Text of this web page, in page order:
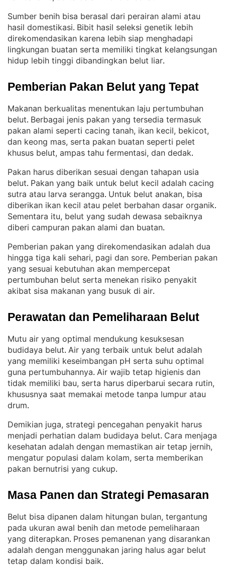
Sumber benih bisa berasal dari perairan alami atau
hasil domestikasi. Bibit hasil seleksi genetik lebih
direkomendasikan karena lebih siap menghadapi
lingkungan buatan serta memiliki tingkat kelangsungan
hidup lebih tinggi dibandingkan belut liar.
Pemberian Pakan Belut yang Tepat
Makanan berkualitas menentukan laju pertumbuhan
belut. Berbagai jenis pakan yang tersedia termasuk
pakan alami seperti cacing tanah, ikan kecil, bekicot,
dan keong mas, serta pakan buatan seperti pelet
khusus belut, ampas tahu fermentasi, dan dedak.
Pakan harus diberikan sesuai dengan tahapan usia
belut. Pakan yang baik untuk belut kecil adalah cacing
sutra atau larva serangga. Untuk belut anakan, bisa
diberikan ikan kecil atau pelet berbahan dasar organik
Sementara itu, belut yang sudah dewasa sebaiknya
diberi campuran pakan alami dan buatan.
Pemberian pakan yang direkomendasikan adalah dua
hingga tiga kali sehari, pagi dan sore. Pemberian pakan
yang sesuai kebutuhan akan mempercepat
pertumbuhan belut serta menekan risiko penyakit
akibat sisa makanan yang busuk di air.
Perawatan dan Pemeliharaan Belut
Mutu air yang optimal mendukung kesuksesan
budidaya belut. Air yang terbaik untuk belut adalah
yang memiliki keseimbangan pH serta suhu optimal
guna pertumbuhannya. Air wajib tetap higienis dan
tidak memiliki bau, serta harus diperbarui secara rutin,
khususnya saat memakai metode tanpa lumpur atau
drum.
Demikian juga, strategi pencegahan penyakit harus
menjadi perhatian dalam budidaya belut. Cara menjaga
kesehatan adalah dengan memastikan air tetap jernih,
mengatur populasi dalam kolam, serta memberikan
pakan bernutrisi yang cukup.
Masa Panen dan Strategi Pemasaran
Belut bisa dipanen dalam hitungan bulan, tergantung
pada ukuran awal benih dan metode pemeliharaan
yang diterapkan. Proses pemanenan yang disarankan
adalah dengan menggunakan jaring halus agar belut
tetap dalam kondisi baik.